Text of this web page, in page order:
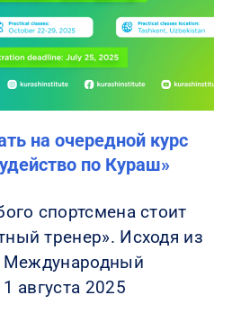
на очередной курс
по Кураш»
спортсмена стоит
тренер». Исходя из
Международный
августа 2025